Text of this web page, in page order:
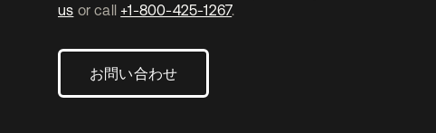
us or call +1-800-425-1267.
お問い合わせ